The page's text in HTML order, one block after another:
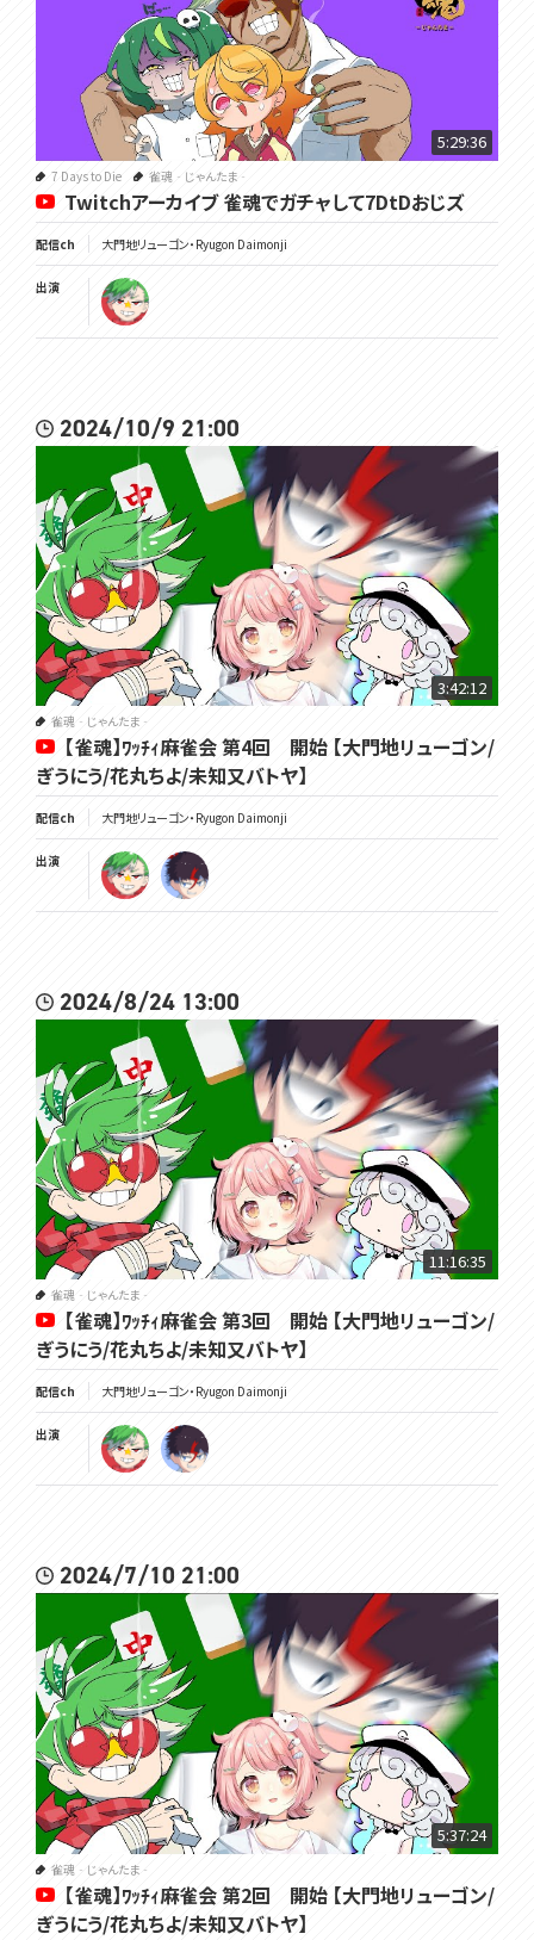
5:29:36
7 Days to Die 雀魂‐じゃんたま‐
Twitchアーカイブ 雀魂でガチャして7DtDおじズ
配信ch 大門地リューゴン・Ryugon Daimonji
出演
2024/10/9 21:00
3:42:12
雀魂‐じゃんたま‐
【雀魂】ﾜｯﾁｨ麻雀会 第4回 開始 【大門地リューゴン/
ぎうにう/花丸ちよ/未知又バトヤ】
配信ch 大門地リューゴン・Ryugon Daimonji
出演
2024/8/24 13:00
11:16:35
雀魂‐じゃんたま‐
【雀魂】ﾜｯﾁｨ麻雀会 第3回 開始 【大門地リューゴン/
ぎうにう/花丸ちよ/未知又バトヤ】
配信ch 大門地リューゴン・Ryugon Daimonji
出演
2024/7/10 21:00
5:37:24
雀魂‐じゃんたま‐
【雀魂】ﾜｯﾁｨ麻雀会 第2回 開始 【大門地リューゴン/
ぎうにう/花丸ちよ/未知又バトヤ】